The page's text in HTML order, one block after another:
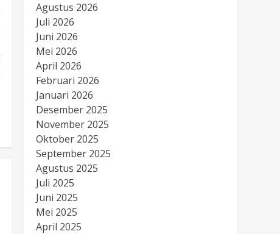
Agustus 2026
Juli 2026
Juni 2026
Mei 2026
April 2026
Februari 2026
Januari 2026
Desember 2025
November 2025
Oktober 2025
September 2025
Agustus 2025
Juli 2025
Juni 2025
Mei 2025
April 2025